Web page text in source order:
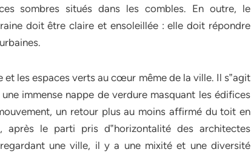
sombres situés dans les combles. En outre, le
doit être claire et ensoleillée : elle doit répondre
les espaces verts au cœur même de la ville. Il s‟agit
immense nappe de verdure masquant les édifices
un retour plus au moins affirmé du toit en
après le parti pris d‟horizontalité des architectes
une ville, il y a une mixité et une diversité